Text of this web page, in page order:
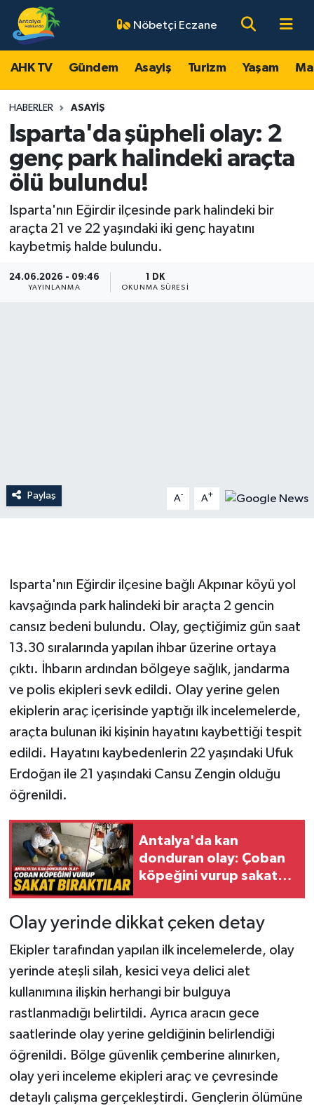
Nöbetçi Eczane
AHK TV Gündem Asayiş Turizm Yaşam
HABERLER ASAYIŞ
Isparta'da şüpheli olay: 2
genç park halindeki araçta
ölü bulundu!
Isparta'nın Eğirdir ilçesinde park halindeki bir
araçta 21 ve 22 yaşındaki iki genç hayatını
kaybetmiş halde bulundu.
24.06.2026 - 09:46
YAYINLANMA
1 DK
OKUNMA SÜRESI
Paylaş A- A+
Isparta'nın Eğirdir ilçesine bağlı Akpınar köyü yol
kavşağında park halindeki bir araçta 2 gencin
cansız bedeni bulundu. Olay, geçtiğimiz gün saat
13.30 sıralarında yapılan ihbar üzerine ortaya
çıktı. İhbarın ardından bölgeye sağlık, jandarma
ve polis ekipleri sevk edildi. Olay yerine gelen
ekiplerin araç içerisinde yaptığı ilk incelemelerde,
araçta bulunan iki kişinin hayatını kaybettiği tespit
edildi. Hayatını kaybedenlerin 22 yaşındaki Ufuk
Erdoğan ile 21 yaşındaki Cansu Zengin olduğu
öğrenildi.
Antalya'da kan
donduran olay: Çoban
köpeğini vurup sakat
Olay yerinde dikkat çeken detay
Ekipler tarafından yapılan ilk incelemelerde, olay
yerinde ateşli silah, kesici veya delici alet
kullanımına ilişkin herhangi bir bulguya
rastlanmadığı belirtildi. Ayrıca aracın gece
saatlerinde olay yerine geldiğinin belirlendiği
öğrenildi. Bölge güvenlik çemberine alınırken,
olay yeri inceleme ekipleri araç ve çevresinde
detaylı çalışma gerçekleştirdi. Gençlerin ölümüne
AHK TV
Gündem
Asayiş
Turizm
Magazin
Antalya Nöbetçi Eczaneler
Antalya Hava Durumu
Antalya Namaz Vakitleri
Antalya Trafik Yoğunluk Haritası
Tüm Manşetler